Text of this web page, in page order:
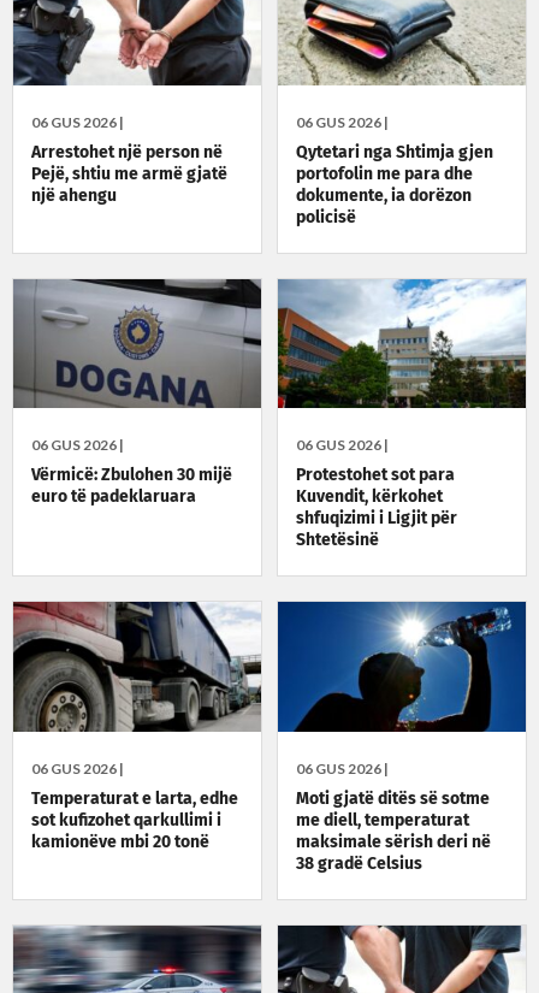
06 GUS 2026 |
Arrestohet një person në
Pejë, shtiu me armë gjatë
një ahengu
06 GUS 2026 |
Qytetari nga Shtimja gjen
portofolin me para dhe
dokumente, ia dorëzon
policisë
06 GUS 2026 |
Vërmicë: Zbulohen 30 mijë
euro të padeklaruara
06 GUS 2026 |
Protestohet sot para
Kuvendit, kërkohet
shfuqizimi i Ligjit për
Shtetësinë
06 GUS 2026 |
Temperaturat e larta, edhe
sot kufizohet qarkullimi i
kamionëve mbi 20 tonë
06 GUS 2026 |
Moti gjatë ditës së sotme
me diell, temperaturat
maksimale sërish deri në
38 gradë Celsius